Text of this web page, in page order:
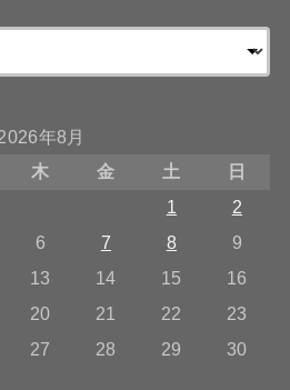
年8月
木 金 土
日
1
2
6 7 8
9
13 14 15
16
20 21 22
23
27 28 29
30